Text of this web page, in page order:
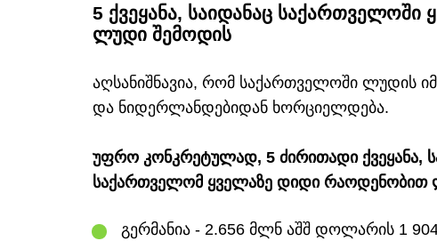
5 ქვეყანა, საიდანაც
ლუდი შემოდის
აღსანიშნავია, რომ საქართველოში ლუდის
და ნიდერლანდებიდან ხორციელდება.
უფრო კონკრეტულად, 5 ძირითადი ქვეყანა,
საქართველომ ყველაზე დიდი რაოდენობით
გერმანია - 2.656 მლნ აშშ დოლარის 1